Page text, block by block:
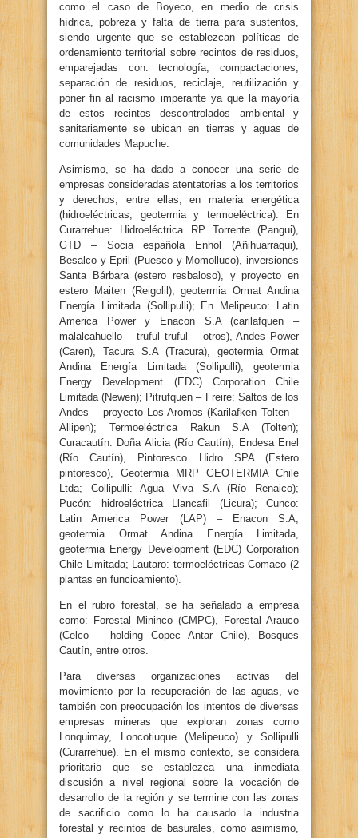
como el caso de Boyeco, en medio de crisis
hídrica, pobreza y falta de tierra para sustentos,
siendo urgente que se establezcan políticas de
ordenamiento territorial sobre recintos de residuos,
emparejadas con: tecnología, compactaciones,
separación de residuos, reciclaje, reutilización y
poner fin al racismo imperante ya que la mayoría
de estos recintos descontrolados ambiental y
sanitariamente se ubican en tierras y aguas de
comunidades Mapuche.
Asimismo, se ha dado a conocer una serie de
empresas consideradas atentatorias a los territorios
y derechos, entre ellas, en materia energética
(hidroeléctricas, geotermia y termoeléctrica): En
Curarrehue: Hidroeléctrica RP Torrente (Pangui),
GTD – Socia española Enhol (Añihuarraqui),
Besalco y Epril (Puesco y Momolluco), inversiones
Santa Bárbara (estero resbaloso), y proyecto en
estero Maiten (Reigolil), geotermia Ormat Andina
Energía Limitada (Sollipulli); En Melipeuco: Latin
America Power y Enacon S.A (carilafquen –
malalcahuello – truful truful – otros), Andes Power
(Caren), Tacura S.A (Tracura), geotermia Ormat
Andina Energía Limitada (Sollipulli), geotermia
Energy Development (EDC) Corporation Chile
Limitada (Newen); Pitrufquen – Freire: Saltos de los
Andes – proyecto Los Aromos (Karilafken Tolten –
Allipen); Termoeléctrica Rakun S.A (Tolten);
Curacautín: Doña Alicia (Río Cautín), Endesa Enel
(Río Cautín), Pintoresco Hidro SPA (Estero
pintoresco), Geotermia MRP GEOTERMIA Chile
Ltda; Collipulli: Agua Viva S.A (Río Renaico);
Pucón: hidroeléctrica Llancafil (Licura); Cunco:
Latin America Power (LAP) – Enacon S.A,
geotermia Ormat Andina Energía Limitada,
geotermia Energy Development (EDC) Corporation
Chile Limitada; Lautaro: termoeléctricas Comaco (2
plantas en funcioamiento).
En el rubro forestal, se ha señalado a empresa
como: Forestal Mininco (CMPC), Forestal Arauco
(Celco – holding Copec Antar Chile), Bosques
Cautín, entre otros.
Para diversas organizaciones activas del
movimiento por la recuperación de las aguas, ve
también con preocupación los intentos de diversas
empresas mineras que exploran zonas como
Lonquimay, Loncotiuque (Melipeuco) y Sollipulli
(Curarrehue). En el mismo contexto, se considera
prioritario que se establezca una inmediata
discusión a nivel regional sobre la vocación de
desarrollo de la región y se termine con las zonas
de sacrificio como lo ha causado la industria
forestal y recintos de basurales, como asimismo,